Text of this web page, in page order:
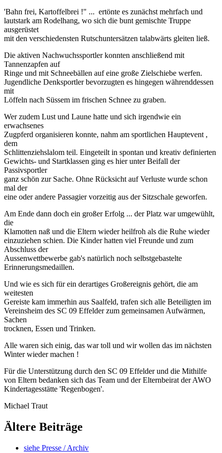
'Bahn frei, Kartoffelbrei !" ... ertönte es zunächst mehrfach und
lautstark am Rodelhang, wo sich die bunt gemischte Truppe
ausgerüstet
mit den verschiedensten Rutschuntersätzen talabwärts gleiten ließ.
Die aktiven Nachwuchssportler konnten anschließend mit
Tannenzapfen auf
Ringe und mit Schneebällen auf eine große Zielschiebe werfen.
Jugendliche Denksportler bevorzugten es hingegen währenddessen
mit
Löffeln nach Süssem im frischen Schnee zu graben.
Wer zudem Lust und Laune hatte und sich irgendwie ein
erwachsenes
Zugpferd organisieren konnte, nahm am sportlichen Hauptevent ,
dem
Schlittenziehslalom teil. Eingeteilt in spontan und kreativ definierten
Gewichts- und Startklassen ging es hier unter Beifall der
Passivsportler
ganz schön zur Sache. Ohne Rücksicht auf Verluste wurde schon
mal der
eine oder andere Passagier vorzeitig aus der Sitzschale geworfen.
Am Ende dann doch ein großer Erfolg ... der Platz war umgewühlt,
die
Klamotten naß und die Eltern wieder heilfroh als die Ruhe wieder
einzuziehen schien. Die Kinder hatten viel Freunde und zum
Abschluss der
Aussenwettbewerbe gab's natürlich noch selbstgebastelte
Erinnerungsmedaillen.
Und wie es sich für ein derartiges Großereignis gehört, die am
weitesten
Gereiste kam immerhin aus Saalfeld, trafen sich alle Beteiligten im
Vereinsheim des SC 09 Effelder zum gemeinsamen Aufwärmen,
Sachen
trocknen, Essen und Trinken.
Alle waren sich einig, das war toll und wir wollen das im nächsten
Winter wieder machen !
Für die Unterstützung durch den SC 09 Effelder und die Mithilfe
von Eltern bedanken sich das Team und der Elternbeirat der AWO
Kindertagesstätte 'Regenbogen'.
Michael Traut
Ältere Beiträge
siehe Presse / Archiv